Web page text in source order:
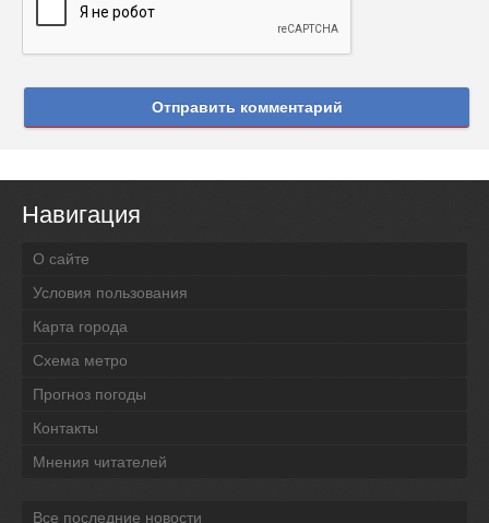
Отправить комментарий
Навигация
О сайте
Условия пользования
Карта города
Схема метро
Прогноз погоды
Контакты
Мнения читателей
Все последние новости